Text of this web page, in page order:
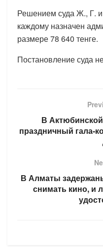
Решением суда Ж., Г.
каждому назначен
размере 78 640 тенге.
Постановление суда
В
праздничный гала-
В Алматы
снимать кино, и